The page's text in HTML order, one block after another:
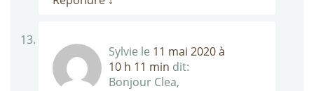
Sylvie le 11 mai 2020 à
10 h 11 min dit:
Bonjour Clea,